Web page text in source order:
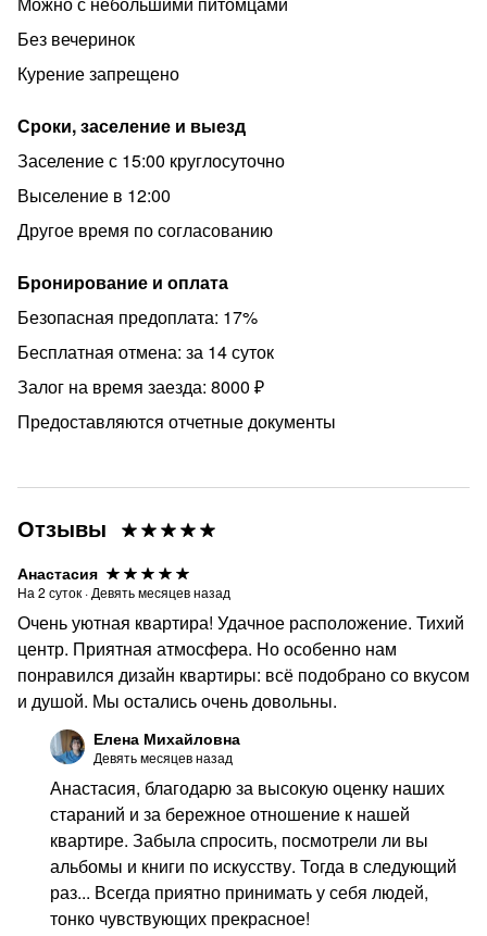
От автовокзала(если вы прибываете в Питер
автобусом) вы дойдете пешком, от Московского
вокзала с легким рюкзаком дойдете за 20 мин или
закажите такси.
Мы заключаем договор найма с каждым гостем с
данными паспорта.
При заселении необходимо оплатить 2000 рублей -
дополнительно к сумме аренды).
В квартире СТРОГО ЗАПРЕЩЕНО курить и проводить
вечеринки.
С животными размещаем по договоренности с оплатой
900 рублей/ сутки и залогом 10000 рублей.
Стандартное время заезда с 16.00 до 00.00 часов.
Выезд до 12.00. Ранний заезд, поздний выезд
возможен , ДОГОВАРИВАЕМСЯ.
уборки квартиры, до 16.00 текущего дня выезда).
Без вечеринок
Курение запрещено
Сроки, заселение и выезд
Заселение с 15:00 круглосуточно
Выселение в 12:00
Другое время по согласованию
Бронирование и оплата
Безопасная предоплата: 17%
Бесплатная отмена: за 14 суток
Залог на время заезда: 8000 ₽
Предоставляются отчетные документы
Отзывы
Анастасия
На 2 суток · Девять месяцев назад
Очень уютная квартира! Удачное расположение. Тихий
центр. Приятная атмосфера. Но особенно нам
понравился дизайн квартиры: всё подобрано со вкусом
и душой. Мы остались очень довольны.
Елена Михайловна
Девять месяцев назад
Анастасия, благодарю за высокую оценку наших
стараний и за бережное отношение к нашей
квартире. Забыла спросить, посмотрели ли вы
альбомы и книги по искусству. Тогда в следующий
раз... Всегда приятно принимать у себя людей,
тонко чувствующих прекрасное!